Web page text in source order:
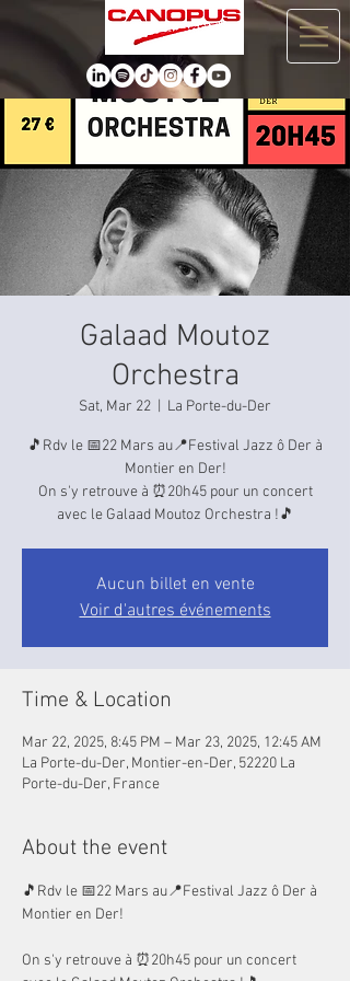
Galaad Moutoz
Orchestra
Sat, Mar 22 La Porte-du-Der
🎵Rdv le 📅22 Mars au📍Festival Jazz ô Der à
Montier en Der!
On s'y retrouve à ⏰20h45 pour un concert
avec le Galaad Moutoz Orchestra !🎵
Aucun billet en vente
Voir d'autres événements
Time & Location
Mar 22, 2025, 8:45 PM – Mar 23, 2025, 12:45 AM
La Porte-du-Der, Montier-en-Der, 52220 La
Porte-du-Der, France
About the event
🎵Rdv le 📅22 Mars au📍Festival Jazz ô Der à
Montier en Der!
On s'y retrouve à ⏰20h45 pour un concert